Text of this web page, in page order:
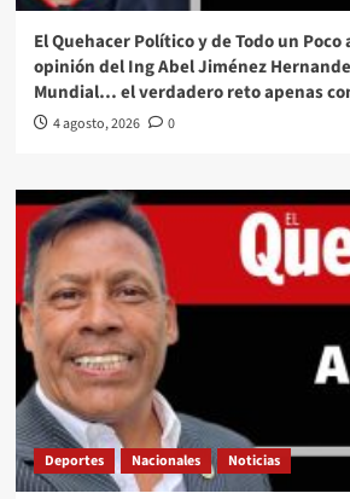
El Quehacer Político y de Todo un Poco
opinión del Ing Abel Jiménez
Mundial… el verdadero reto apenas
4 agosto, 2026 0
Deportes Nacionales Noticias